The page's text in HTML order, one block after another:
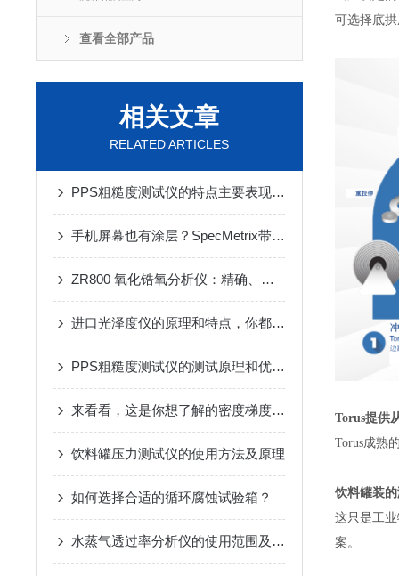
查看全部产品
相关文章
RELATED ARTICLES
PPS粗糙度测试仪的特点主要表现在哪些方面？
手机屏幕也有涂层？SpecMetrix带你探索玻璃表面的“隐形防护层”
ZR800 氧化锆氧分析仪：精确、可靠的在线氧气分析解决方案
进口光泽度仪的原理和特点，你都了解吗？
PPS粗糙度测试仪的测试原理和优势介绍
来看看，这是你想了解的密度梯度仪吗？
饮料罐压力测试仪的使用方法及原理
如何选择合适的循环腐蚀试验箱？
水蒸气透过率分析仪的使用范围及使用特征
可选择底
Torus提供
Torus成熟
饮料罐装
这只是工
案。